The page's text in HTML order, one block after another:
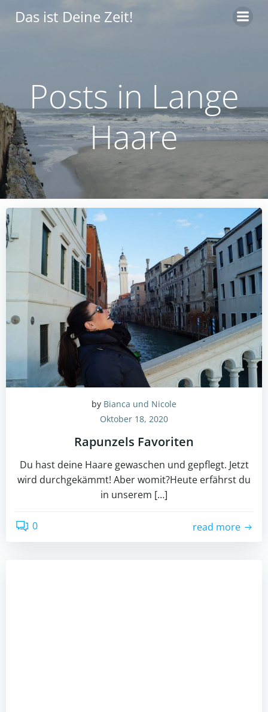
Das ist Deine Zeit!
Posts in Lange
Haare
by Bianca und Nicole
Oktober 18, 2020
Rapunzels Favoriten
Du hast deine Haare gewaschen und gepflegt. Jetzt
wird durchgekämmt! Aber womit?Heute erfährst du
in unserem […]
0 read more